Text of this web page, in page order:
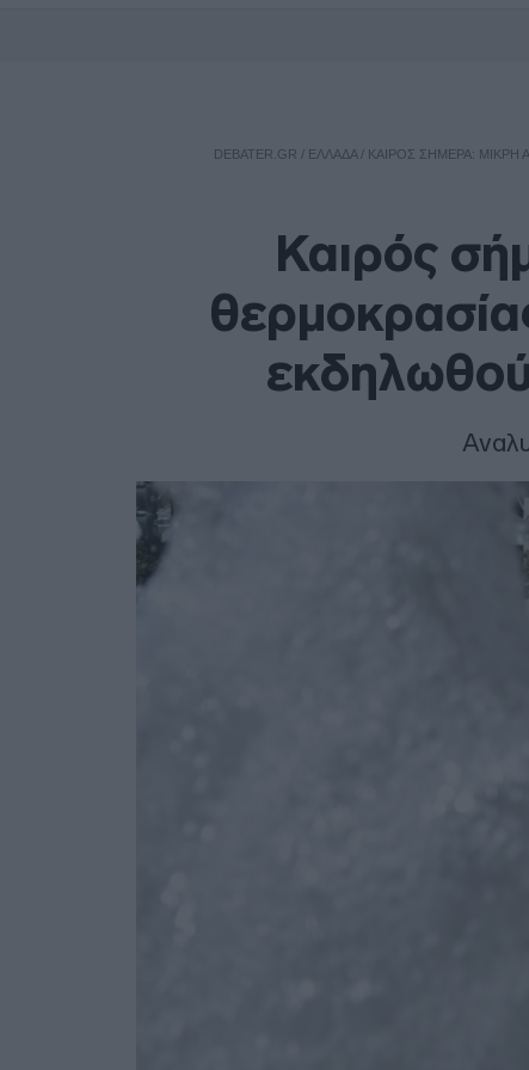
DEBATER.GR / ΕΛΛΑΔΑ/ ΚΑΙΡΌΣ ΣΉΜΕΡΑ: ΜΙΚΡΉ
Καιρός